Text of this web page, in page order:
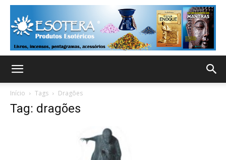
Início Tags Dragões
Tag: dragões